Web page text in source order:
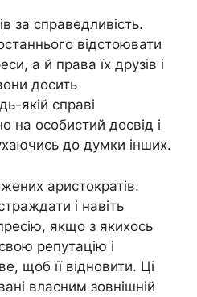
за справедливість.
відстоювати
а й права їх друзів і
досить
якій справі
на особистий досвід і
до думки інших.
аристократів.
і навіть
якщо з якихось
репутацію і
щоб її відновити. Ці
власним зовнішній